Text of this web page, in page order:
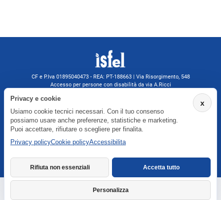
CF e P.Iva 01895040473 - REA: PT-188663 | Via Risorgimento, 548
Accesso per persone con disabilità da via A.Ricci
isfel@pec.it
Informativa privacy
Agenzia formativa iscritta a Formatemp
x
Privacy e cookie
Usiamo cookie tecnici necessari. Con il tuo consenso
possiamo usare anche preferenze, statistiche e marketing.
Puoi accettare, rifiutare o scegliere per finalita.
Privacy policyCookie policyAccessibilita
Rifiuta non essenziali
Personalizza
Accetta tutto
Richiedi informazioni